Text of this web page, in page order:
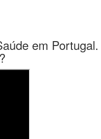
em Portugal.